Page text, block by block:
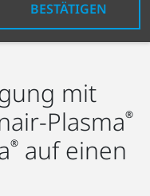
BESTÄTIGEN
mit
Plasma®
®auf einen